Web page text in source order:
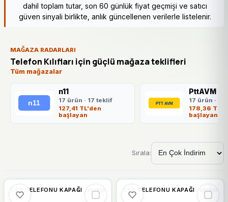
dahil toplam tutar, son 60 günlük fiyat geçmişi ve satıcı
güven sinyali birlikte, anlık güncellenen verilerle listelenir.
MAĞAZA RADARLARI
Telefon Kılıfları için güçlü mağaza teklifleri
Tüm mağazalar
n11
17 ürün · 17 teklif
127,41 TL'den
başlayan
PttAVM
17 ürün ·
178,36
başlayan
Sırala:
%61 🔥%61 DÜŞTÜ
CEP TELEFONU KAPAĞI stokta %55 🔥%55 DÜŞTÜ
CEP TELEFONU KAPAĞI stokta